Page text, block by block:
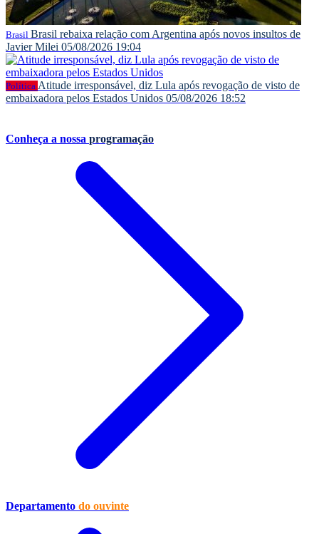
Brasil Brasil rebaixa relação com Argentina após novos insultos de
Javier Milei 05/08/2026 19:04
Política Atitude irresponsável, diz Lula após revogação de visto de
embaixadora pelos Estados Unidos 05/08/2026 18:52
Conheça a nossa programação
Departamento do ouvinte